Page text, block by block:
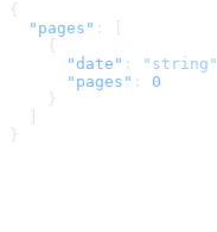
{
  "pages"
: [
    {
      "date"
: "string"
      "pages"
: 0
    }
}